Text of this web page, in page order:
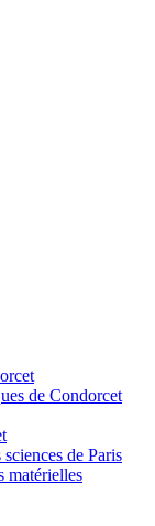
de Condorcet
de Paris
matérielles